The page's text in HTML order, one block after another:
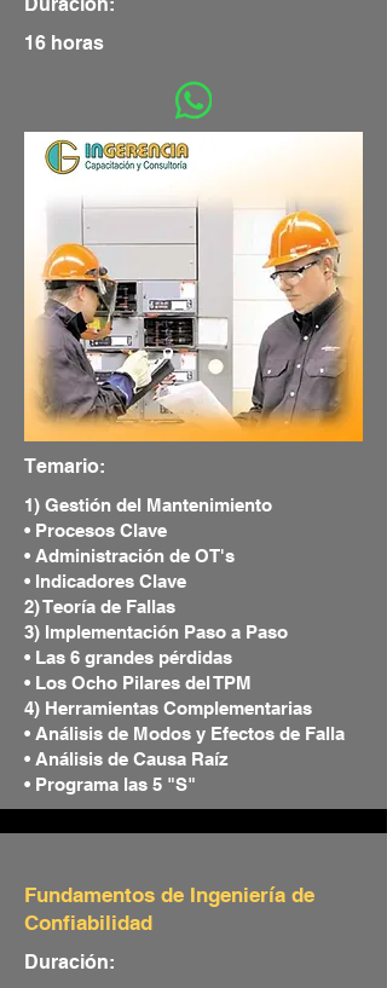
16 horas
Temario:
1) Gestión del Mantenimiento
• Procesos Clave
• Administración de OT's
• Indicadores Clave
2) Teoría de Fallas
3) Implementación Paso a Paso
• Las 6 grandes pérdidas
• Los Ocho Pilares del TPM
4) Herramientas Complementarias
• Análisis de Modos y Efectos de Falla
• Análisis de Causa Raíz
• Programa las 5 "S"
Fundamentos de Ingeniería de
Confiabilidad
Duración: